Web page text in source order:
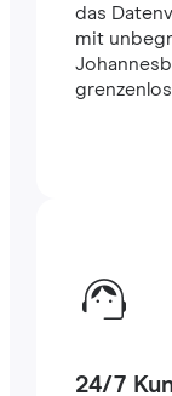
das
mit
24/7